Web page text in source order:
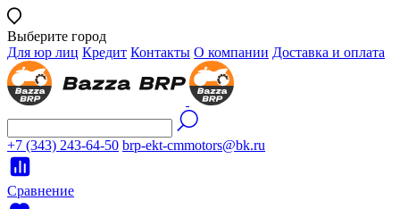
Выберите город
Для юр лиц Кредит Контакты О компании Доставка и оплата
+7 (343) 243-64-50 brp-ekt-cmmotors@bk.ru
Сравнение